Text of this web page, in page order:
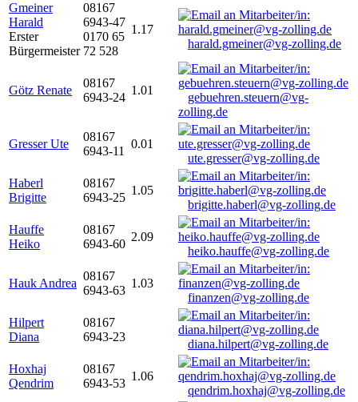
Gmeiner
Harald
Erster
Bürgermeister
08167
6943-47
0170 65
72 528
1.17
harald.gmeiner@vg-zolling.de
Götz Renate
08167
6943-24
1.01
gebuehren.steuern@vg-
zolling.de
Gresser Ute
08167
6943-11
0.01
ute.gresser@vg-zolling.de
Haberl
Brigitte
08167
6943-25
1.05
brigitte.haberl@vg-zolling.de
Hauffe
Heiko
08167
6943-60
2.09
heiko.hauffe@vg-zolling.de
Hauk Andrea
08167
6943-63
1.03
finanzen@vg-zolling.de
Hilpert
Diana
08167
6943-23
diana.hilpert@vg-zolling.de
Hoxhaj
Qendrim
08167
6943-53
1.06
qendrim.hoxhaj@vg-zolling.de